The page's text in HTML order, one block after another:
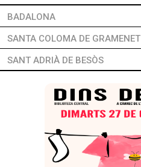
BADALONA
SANTA COLOMA DE GRAMENET
SANT ADRIÀ DE BESÒS